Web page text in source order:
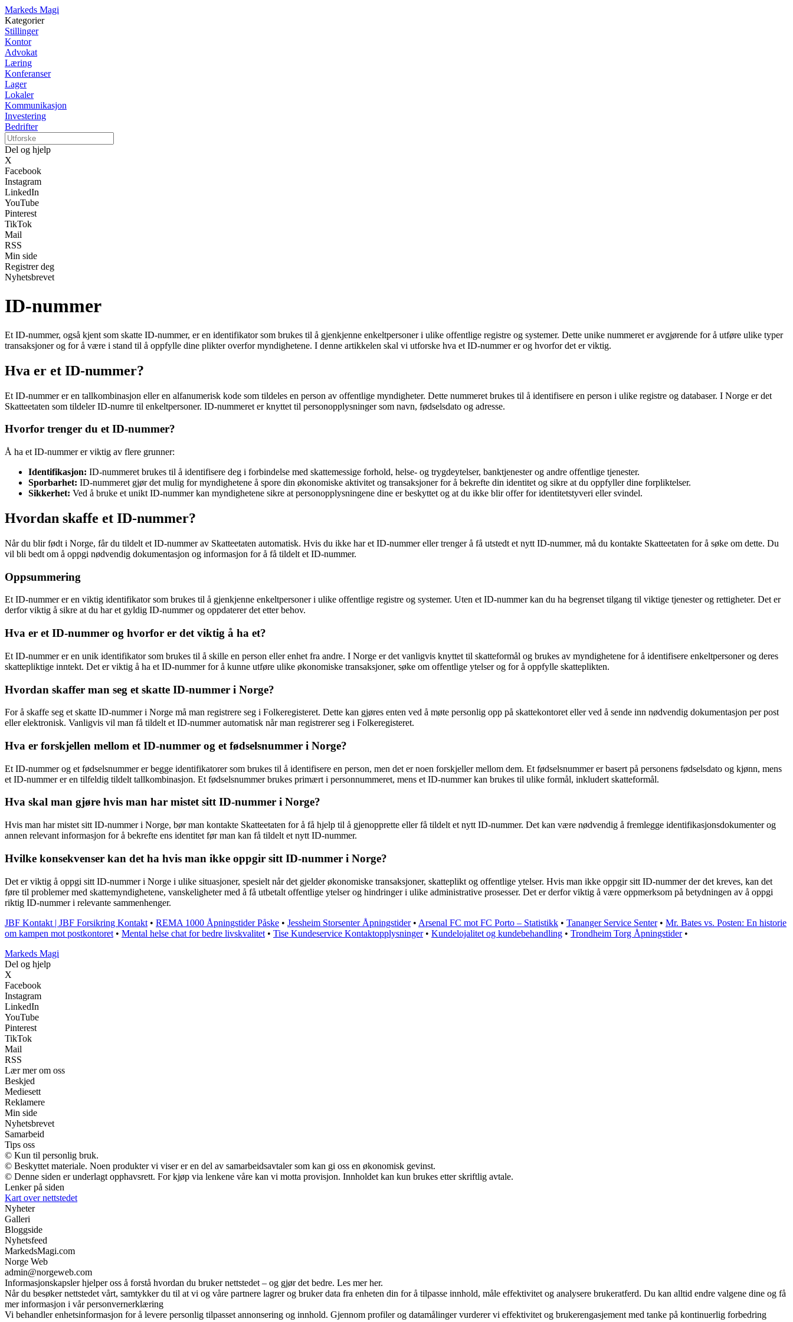
Markeds Magi
Kategorier
Stillinger
Kontor
Advokat
Læring
Konferanser
Lager
Lokaler
Kommunikasjon
Investering
Bedrifter
Del og hjelp
X
Facebook
Instagram
LinkedIn
YouTube
Pinterest
TikTok
Mail
RSS
Min side
Registrer deg
Nyhetsbrevet
ID-nummer
Et ID-nummer, også kjent som skatte ID-nummer, er en identifikator som brukes til å gjenkjenne enkeltpersoner i ulike offentlige registre og systemer. Dette unike nummeret er avgjørende for å utføre ulike typer
transaksjoner og for å være i stand til å oppfylle dine plikter overfor myndighetene. I denne artikkelen skal vi utforske hva et ID-nummer er og hvorfor det er viktig.
Hva er et ID-nummer?
Et ID-nummer er en tallkombinasjon eller en alfanumerisk kode som tildeles en person av offentlige myndigheter. Dette nummeret brukes til å identifisere en person i ulike registre og databaser. I Norge er det
Skatteetaten som tildeler ID-numre til enkeltpersoner. ID-nummeret er knyttet til personopplysninger som navn, fødselsdato og adresse.
Hvorfor trenger du et ID-nummer?
Å ha et ID-nummer er viktig av flere grunner:
Identifikasjon: ID-nummeret brukes til å identifisere deg i forbindelse med skattemessige forhold, helse- og trygdeytelser, banktjenester og andre offentlige tjenester.
Sporbarhet: ID-nummeret gjør det mulig for myndighetene å spore din økonomiske aktivitet og transaksjoner for å bekrefte din identitet og sikre at du oppfyller dine forpliktelser.
Sikkerhet: Ved å bruke et unikt ID-nummer kan myndighetene sikre at personopplysningene dine er beskyttet og at du ikke blir offer for identitetstyveri eller svindel.
Hvordan skaffe et ID-nummer?
Når du blir født i Norge, får du tildelt et ID-nummer av Skatteetaten automatisk. Hvis du ikke har et ID-nummer eller trenger å få utstedt et nytt ID-nummer, må du kontakte Skatteetaten for å søke om dette. Du
vil bli bedt om å oppgi nødvendig dokumentasjon og informasjon for å få tildelt et ID-nummer.
Oppsummering
Et ID-nummer er en viktig identifikator som brukes til å gjenkjenne enkeltpersoner i ulike offentlige registre og systemer. Uten et ID-nummer kan du ha begrenset tilgang til viktige tjenester og rettigheter. Det er
derfor viktig å sikre at du har et gyldig ID-nummer og oppdaterer det etter behov.
Hva er et ID-nummer og hvorfor er det viktig å ha et?
Et ID-nummer er en unik identifikator som brukes til å skille en person eller enhet fra andre. I Norge er det vanligvis knyttet til skatteformål og brukes av myndighetene for å identifisere enkeltpersoner og deres
skattepliktige inntekt. Det er viktig å ha et ID-nummer for å kunne utføre ulike økonomiske transaksjoner, søke om offentlige ytelser og for å oppfylle skatteplikten.
Hvordan skaffer man seg et skatte ID-nummer i Norge?
For å skaffe seg et skatte ID-nummer i Norge må man registrere seg i Folkeregisteret. Dette kan gjøres enten ved å møte personlig opp på skattekontoret eller ved å sende inn nødvendig dokumentasjon per post
eller elektronisk. Vanligvis vil man få tildelt et ID-nummer automatisk når man registrerer seg i Folkeregisteret.
Hva er forskjellen mellom et ID-nummer og et fødselsnummer i Norge?
Et ID-nummer og et fødselsnummer er begge identifikatorer som brukes til å identifisere en person, men det er noen forskjeller mellom dem. Et fødselsnummer er basert på personens fødselsdato og kjønn, mens
et ID-nummer er en tilfeldig tildelt tallkombinasjon. Et fødselsnummer brukes primært i personnummeret, mens et ID-nummer kan brukes til ulike formål, inkludert skatteformål.
Hva skal man gjøre hvis man har mistet sitt ID-nummer i Norge?
Hvis man har mistet sitt ID-nummer i Norge, bør man kontakte Skatteetaten for å få hjelp til å gjenopprette eller få tildelt et nytt ID-nummer. Det kan være nødvendig å fremlegge identifikasjonsdokumenter og
annen relevant informasjon for å bekrefte ens identitet før man kan få tildelt et nytt ID-nummer.
Hvilke konsekvenser kan det ha hvis man ikke oppgir sitt ID-nummer i Norge?
Det er viktig å oppgi sitt ID-nummer i Norge i ulike situasjoner, spesielt når det gjelder økonomiske transaksjoner, skatteplikt og offentlige ytelser. Hvis man ikke oppgir sitt ID-nummer der det kreves, kan det
føre til problemer med skattemyndighetene, vanskeligheter med å få utbetalt offentlige ytelser og hindringer i ulike administrative prosesser. Det er derfor viktig å være oppmerksom på betydningen av å oppgi
riktig ID-nummer i relevante sammenhenger.
JBF Kontakt | JBF Forsikring Kontakt • REMA 1000 Åpningstider Påske • Jessheim Storsenter Åpningstider• Arsenal FC mot FC Porto – Statistikk • Tananger Service Senter• Mr. Bates vs. Posten: En historie
om kampen mot postkontoret • Mental helse chat for bedre livskvalitet • Tise Kundeservice Kontaktopplysninger• Kundelojalitet og kundebehandling • Trondheim Torg Åpningstider•
Markeds Magi
Del og hjelp
X
Facebook
Instagram
LinkedIn
YouTube
Pinterest
TikTok
Mail
RSS
Lær mer om oss
Beskjed
Mediesett
Reklamere
Min side
Nyhetsbrevet
Samarbeid
Tips oss
© Kun til personlig bruk.
© Beskyttet materiale. Noen produkter vi viser er en del av samarbeidsavtaler som kan gi oss en økonomisk gevinst.
© Denne siden er underlagt opphavsrett. For kjøp via lenkene våre kan vi motta provisjon. Innholdet kan kun brukes etter skriftlig avtale.
Lenker på siden
Kart over nettstedet
Nyheter
Galleri
Bloggside
Nyhetsfeed
MarkedsMagi.com
Norge Web
admin@norgeweb.com
Informasjonskapsler hjelper oss å forstå hvordan du bruker nettstedet – og gjør det bedre. Les mer her.
Når du besøker nettstedet vårt, samtykker du til at vi og våre partnere lagrer og bruker data fra enheten din for å tilpasse innhold, måle effektivitet og analysere brukeratferd. Du kan alltid endre valgene dine og få
mer informasjon i vår personvernerklæring
Vi behandler enhetsinformasjon for å levere personlig tilpasset annonsering og innhold. Gjennom profiler og datamålinger vurderer vi effektivitet og brukerengasjement med tanke på kontinuerlig forbedring